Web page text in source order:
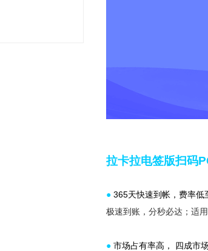
拉卡拉电签版扫码
●365天快速到帐，费率低
极速到账，分秒必达；适
●市场占有率高， 四成市